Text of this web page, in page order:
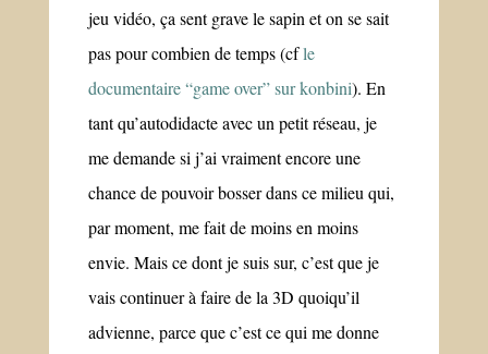
jeu vidéo, ça sent grave le sapin et on se sait
pas pour combien de temps (cfle
documentaire “game over” sur konbini). En
tant qu’autodidacte avec un petit réseau, je
me demande si j’ai vraiment encore une
chance de pouvoir bosser dans ce milieu qui,
par moment, me fait de moins en moins
envie. Mais ce dont je suis sur, c’est que je
vais continuer à faire de la 3D quoiqu’il
advienne, parce que c’est ce qui me donne